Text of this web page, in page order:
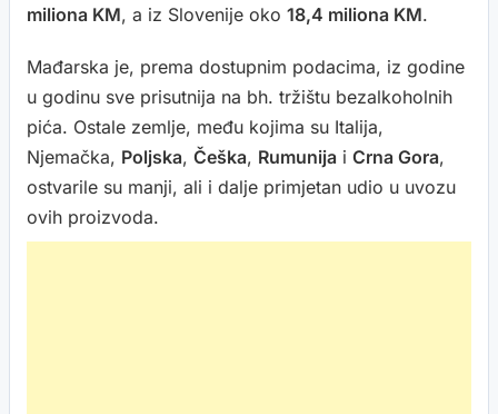
miliona KM, a iz Slovenije oko 18,4 miliona KM.
Mađarska je, prema dostupnim podacima, iz godine
u godinu sve prisutnija na bh. tržištu bezalkoholnih
pića. Ostale zemlje, među kojima su Italija,
Njemačka, Poljska, Češka, Rumunija i Crna Gora,
ostvarile su manji, ali i dalje primjetan udio u uvozu
ovih proizvoda.